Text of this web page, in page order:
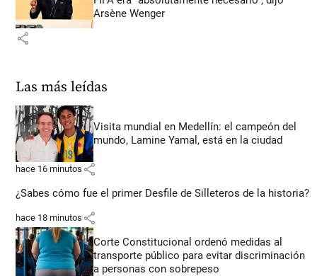
Arsène Wenger
share
Las más leídas
Visita mundial en Medellín: el campeón del
mundo, Lamine Yamal, está en la ciudad
hace 16 minutos share
¿Sabes cómo fue el primer Desfile de Silleteros de la historia?
hace 18 minutos share
Corte Constitucional ordenó medidas al
transporte público para evitar discriminación
a personas con sobrepeso